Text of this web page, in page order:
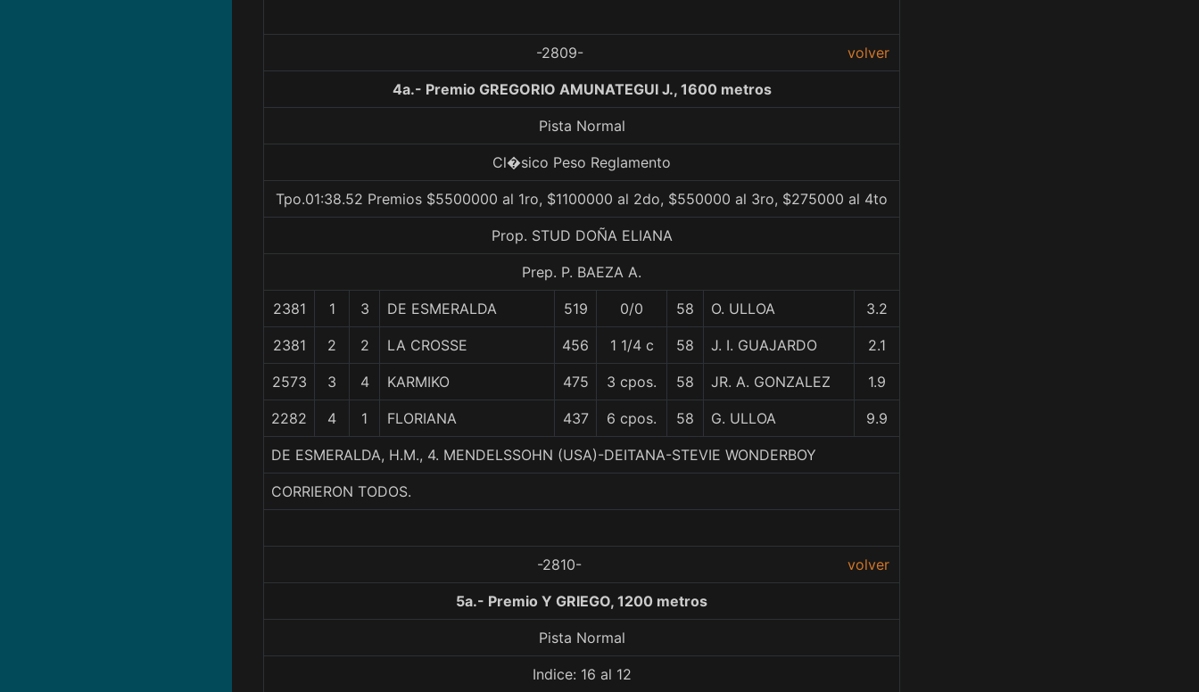
-2809- volver
4a.- Premio GREGORIO AMUNATEGUI J., 1600 metros
Pista Normal
Cl�sico Peso Reglamento
Tpo.01:38.52 Premios $5500000 al 1ro, $1100000 al 2do, $550000 al 3ro, $275000 al 4to
Prop. STUD DOÑA ELIANA
Prep. P. BAEZA A.
2381 1 3 DE ESMERALDA 519 0/0 58 O. ULLOA 3.2
2381 2 2 LA CROSSE 456 1 1/4 c 58 J. I. GUAJARDO 2.1
2573 3 4 KARMIKO 475 3 cpos. 58 JR. A. GONZALEZ 1.9
2282 4 1 FLORIANA 437 6 cpos. 58 G. ULLOA 9.9
DE ESMERALDA, H.M., 4. MENDELSSOHN (USA)-DEITANA-STEVIE WONDERBOY
CORRIERON TODOS.
-2810- volver
5a.- Premio Y GRIEGO, 1200 metros
Pista Normal
Indice: 16 al 12